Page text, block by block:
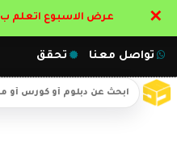
تواصل معنا تحقق
عرض الاسبوع اتعلم ب 75% خصم : احجز مقعدك الان ✕